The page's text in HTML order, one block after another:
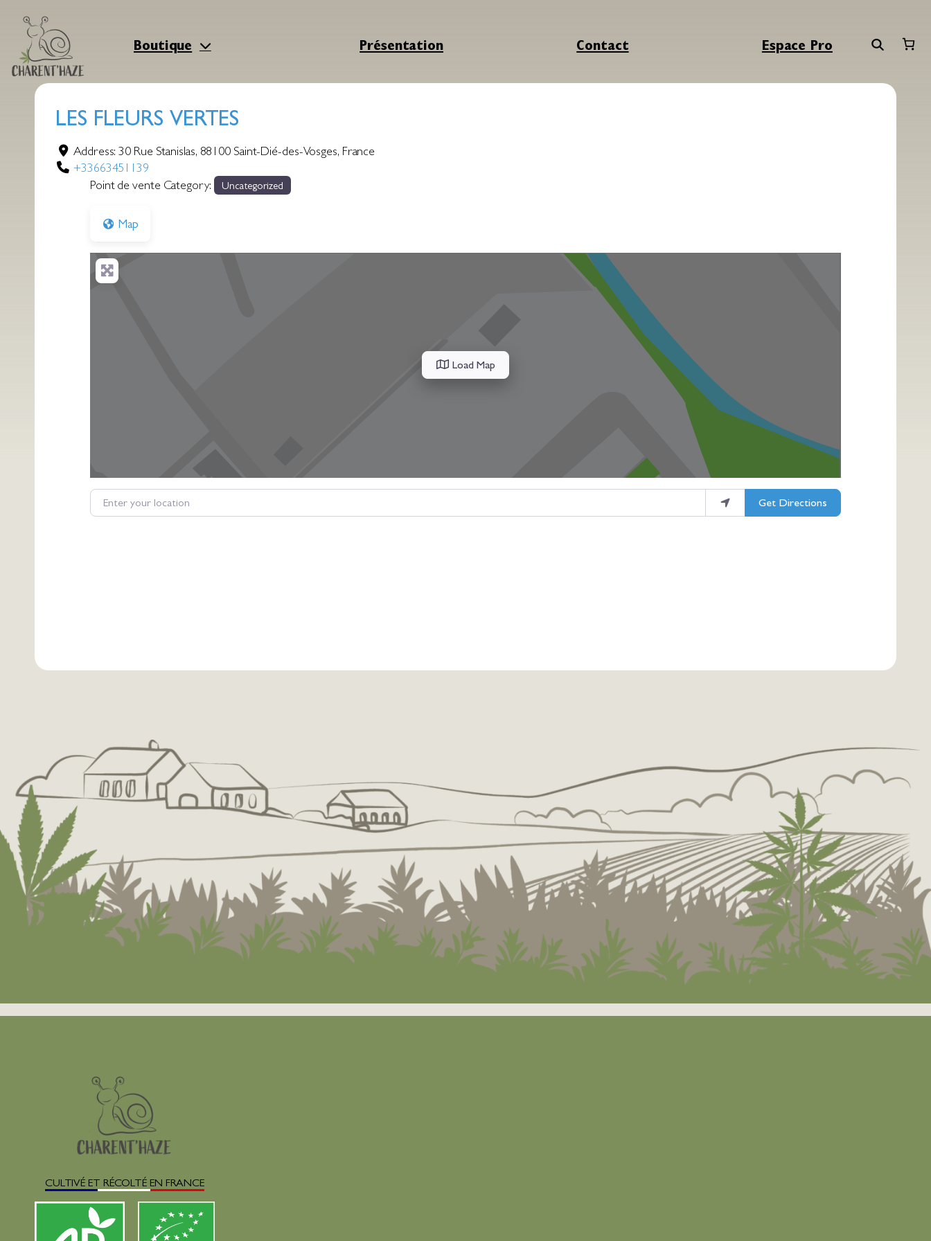
contenu
Boutique Présentation Contact Espace Pro
LES FLEURS VERTES
Address:30 Rue Stanislas, 88100 Saint-Dié-des-Vosges, France
+33663451139
Point de vente Category:
Uncategorized
Map
Load Map
Enter your location
Get Directions
CULTIVÉ ET RÉCOLTÉ EN FRANCE